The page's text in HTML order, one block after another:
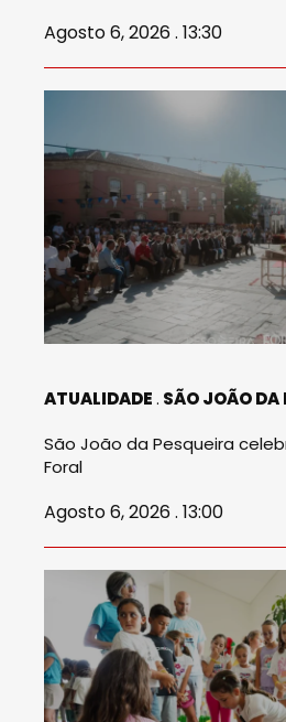
Agosto 6, 2026 . 13:30
ATUALIDADE SÃO JOÃO DA
São João da Pesqueira
Foral
Agosto 6, 2026 . 13:00